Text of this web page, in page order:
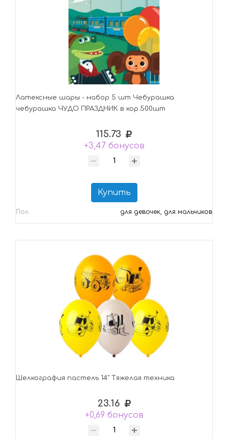
Латексные шары - набор 5 шт Чебурашка
чебурашка ЧУДО ПРАЗДНИК в кор.500шт
115.73
+3,47 бонусов
Купить
Пол для девочек, для мальчиков
Шелкография пастель 14" Тяжелая техника
23.16
+0,69 бонусов